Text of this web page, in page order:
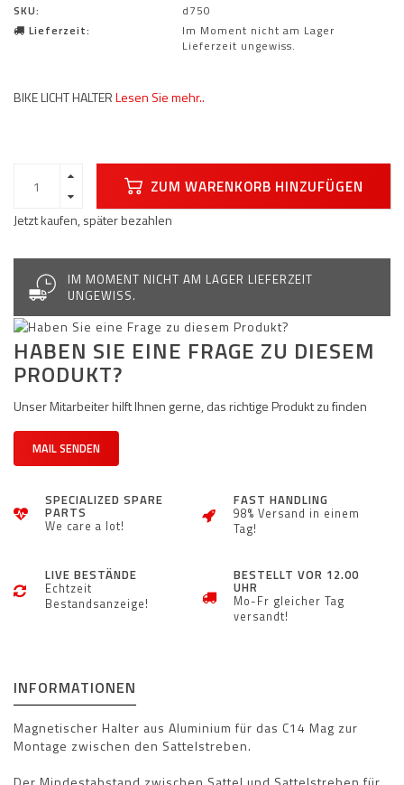
SKU:
d750
Lieferzeit:
Im Moment nicht am Lager
Lieferzeit ungewiss.
BIKE LICHT HALTERLesen Sie mehr..
ZUM WARENKORB HINZUFÜGEN
Jetzt kaufen, später bezahlen
IM MOMENT NICHT AM LAGER LIEFERZEIT
UNGEWISS.
HABEN SIE EINE FRAGE ZU DIESEM
PRODUKT?
Unser Mitarbeiter hilft Ihnen gerne, das richtige Produkt zu finden
MAIL SENDEN
SPECIALIZED SPARE
PARTS
We care a lot!
FAST HANDLING
98% Versand in einem
Tag!
LIVE BESTÄNDE
Echtzeit
Bestandsanzeige!
BESTELLT VOR 12.00
UHR
Mo-Fr gleicher Tag
versandt!
INFORMATIONEN
Magnetischer Halter aus Aluminium für das C14 Mag zur
Montage zwischen den Sattelstreben.